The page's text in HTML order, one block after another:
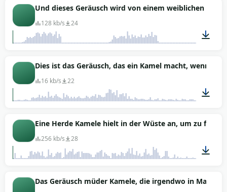
00:03
Und dieses Geräusch wird von einem weiblichen
128 kb/s 24
00:10
Dies ist das Geräusch, das ein Kamel macht, wenn es
16 kb/s 22
00:03
Eine Herde Kamele hielt in der Wüste an, um zu
256 kb/s 28
00:56
Das Geräusch müder Kamele, die irgendwo in